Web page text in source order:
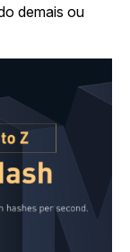
demais ou